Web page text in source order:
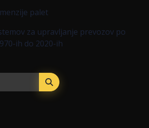
palet
za upravljanje prevozov po
ih do 2020-ih